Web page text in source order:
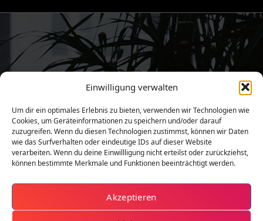
Einwilligung verwalten
Um dir ein optimales Erlebnis zu bieten, verwenden wir Technologien wie
Cookies, um Geräteinformationen zu speichern und/oder darauf
zuzugreifen. Wenn du diesen Technologien zustimmst, können wir Daten
wie das Surfverhalten oder eindeutige IDs auf dieser Website
verarbeiten. Wenn du deine Einwillligung nicht erteilst oder zurückziehst,
können bestimmte Merkmale und Funktionen beeinträchtigt werden.
Akzeptieren
Copyright © 2026 | Berliner Assekuranz